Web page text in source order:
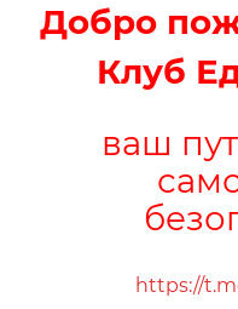
Добро
Клуб
ваш
https://